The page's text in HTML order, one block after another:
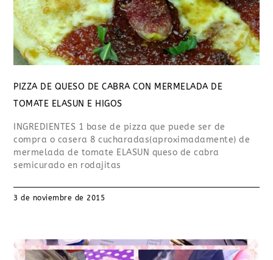
PIZZA DE QUESO DE CABRA CON MERMELADA DE
TOMATE ELASUN E HIGOS
INGREDIENTES 1 base de pizza que puede ser de
compra o casera 8 cucharadas(aproximadamente) de
mermelada de tomate ELASUN queso de cabra
semicurado en rodajitas
3 de noviembre de 2015